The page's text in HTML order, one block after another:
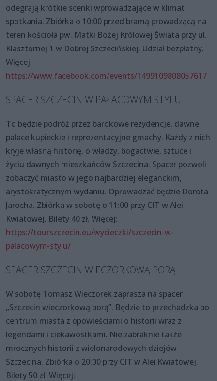
odegrają krótkie scenki wprowadzające w klimat
spotkania. Zbiórka o 10:00 przed bramą prowadzącą na
teren kościoła pw. Matki Bożej Królowej Świata przy ul.
Klasztornej 1 w Dobrej Szczecińskiej. Udział bezpłatny.
Więcej:
https://www.facebook.com/events/1499109808057617
SPACER SZCZECIN W PAŁACOWYM STYLU
To będzie podróż przez barokowe rezydencje, dawne
pałace kupieckie i reprezentacyjne gmachy. Każdy z nich
kryje własną historię, o władzy, bogactwie, sztuce i
życiu dawnych mieszkańców Szczecina. Spacer pozwoli
zobaczyć miasto w jego najbardziej eleganckim,
arystokratycznym wydaniu. Oprowadzać będzie Dorota
Jarocha. Zbiórka w sobotę o 11:00 przy CIT w Alei
Kwiatowej. Bilety 40 zł. Więcej:
https://tourszczecin.eu/wycieczki/szczecin-w-
palacowym-stylu/
SPACER SZCZECIN WIECZORKOWĄ PORĄ
W sobotę Tomasz Wieczorek zaprasza na spacer
„Szczecin wieczorkową porą”. Będzie to przechadzka po
centrum miasta z opowieściami o historii wraz z
legendami i ciekawostkami. Nie zabraknie także
mrocznych historii z wielonarodowych dziejów
Szczecina. Zbiórka o 20:00 przy CIT w Alei Kwiatowej.
Bilety 50 zł. Więcej: